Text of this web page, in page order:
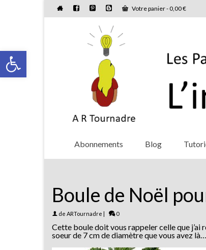
Ouvrir la barre d’outils
Votre panier-0,00€
Abonnements Blog
Boule de Noël
de ARTournadre | 0
Cette boule doit vous rappeler celle que j’ai
soeur de 7 cm de diamètre que vous avez